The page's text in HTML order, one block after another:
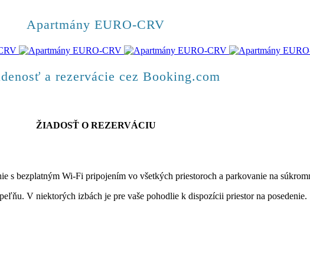
Apartmány EURO-CRV
a rezervácie cez Booking.com
ŽIADOSŤ O REZERVÁCIU
bezplatným Wi-Fi pripojením vo všetkých priestoroch a parkovanie na
V niektorých izbách je pre vaše pohodlie k dispozícii priestor na posedenie.